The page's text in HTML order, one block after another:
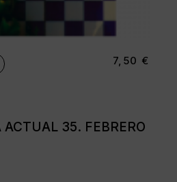
ACTUAL 35. FEBRERO
7,50 €